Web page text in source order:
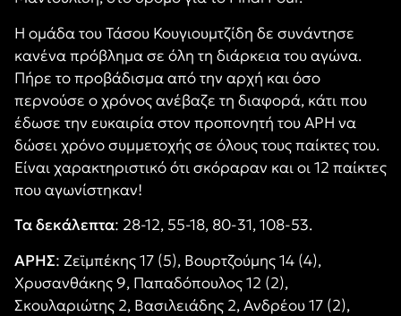
Η ομάδα του Τάσου Κουγιουμτζίδη δε συνάντησε
κανένα πρόβλημα σε όλη τη διάρκεια του αγώνα.
Πήρε το προβάδισμα από την αρχή και όσο
περνούσε ο χρόνος ανέβαζε τη διαφορά, κάτι που
έδωσε την ευκαιρία στον προπονητή του ΑΡΗ να
δώσει χρόνο συμμετοχής σε όλους τους παίκτες του.
Είναι χαρακτηριστικό ότι σκόραραν και οι 12 παίκτες
που αγωνίστηκαν!
Τα δεκάλεπτα: 28-12, 55-18, 80-31, 108-53.
ΑΡΗΣ: Ζεϊμπέκης 17 (5), Βουρτζούμης 14 (4),
Χρυσανθάκης 9, Παπαδόπουλος 12 (2),
Σκουλαριώτης 2, Βασιλειάδης 2, Ανδρέου 17 (2),